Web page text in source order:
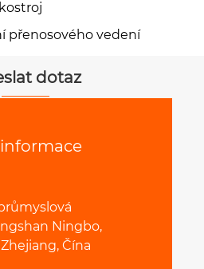
přenosového vedení
dotaz
Ningbo,
Čína